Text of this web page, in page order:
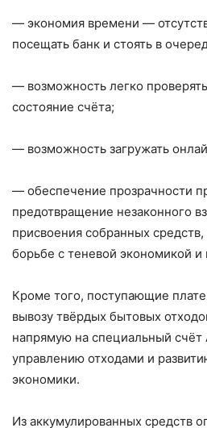
— экономия времени —
посещать банк и стоять в
— возможность легко
состояние счёта;
— возможность загружать
— обеспечение прозрачности
предотвращение незаконного
присвоения собранных средств,
борьбе с теневой экономикой и
Кроме того, поступающие
вывозу твёрдых бытовых
напрямую на специальный счёт
управлению отходами и
экономики.
Из аккумулированных средств